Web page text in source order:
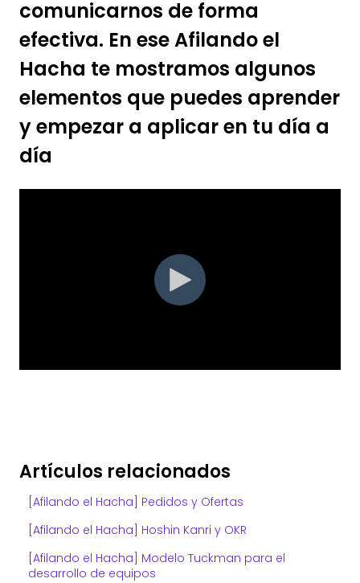
comunicarnos de forma
efectiva. En ese Afilando el
Hacha te mostramos algunos
elementos que puedes aprender
y empezar a aplicar en tu día a
día
Artículos relacionados
[Afilando el Hacha] Pedidos y Ofertas
[Afilando el Hacha] Hoshin Kanri y OKR
[Afilando el Hacha] Modelo Tuckman para el
desarrollo de equipos